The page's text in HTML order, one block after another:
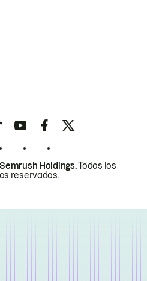
Holdings.Todos los
reservados.